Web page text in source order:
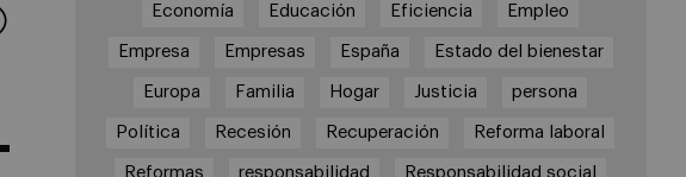
Economía Educación Eficiencia Empleo
Empresa Empresas España Estado del bienestar
Europa Familia Hogar Justicia persona
Política Recesión Recuperación Reforma laboral
Reformas responsabilidad Responsabilidad social